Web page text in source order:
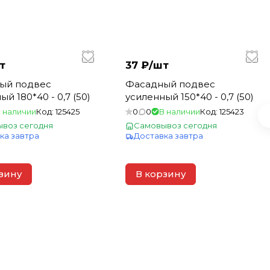
подвес
180*40 - 0,7 (50)
наличииКод:125425
сегодня
завтра
37 ₽/шт
Фасадный подвес
усиленный 150*40 - 0,7 (50)
0 0 В наличииКод:125423
Самовывоз сегодня
Доставка завтра
В корзину